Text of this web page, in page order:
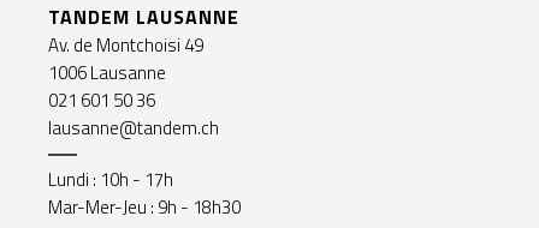
TANDEM LAUSANNE
Av. de Montchoisi 49
1006 Lausanne
021 601 50 36
lausanne@tandem.ch
Lundi : 10h - 17h
Mar-Mer-Jeu : 9h - 18h30